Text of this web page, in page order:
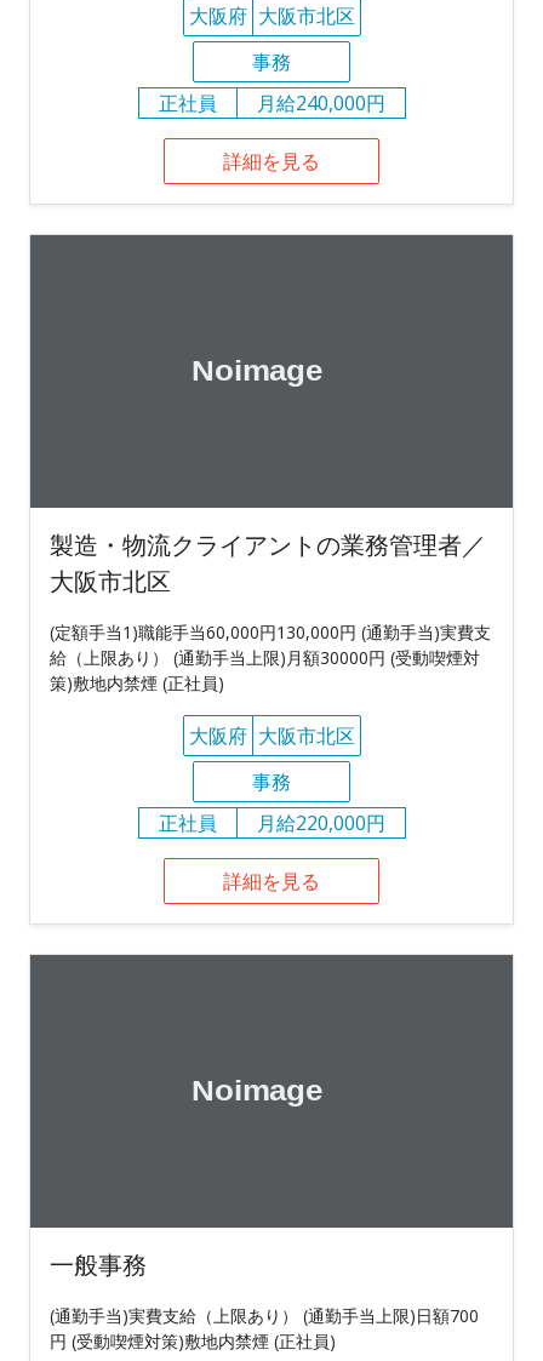
大阪府 大阪市北区
事務
正社員
月給240,000円
詳細を見る
製造・物流クライアントの業務管理者／
大阪市北区
(定額手当1)職能手当60,000円130,000円 (通勤手当)実費支
給（上限あり） (通勤手当上限)月額30000円 (受動喫煙対
策)敷地内禁煙 (正社員)
大阪府 大阪市北区
事務
正社員
月給220,000円
詳細を見る
一般事務
(通勤手当)実費支給（上限あり） (通勤手当上限)日額700
円 (受動喫煙対策)敷地内禁煙 (正社員)